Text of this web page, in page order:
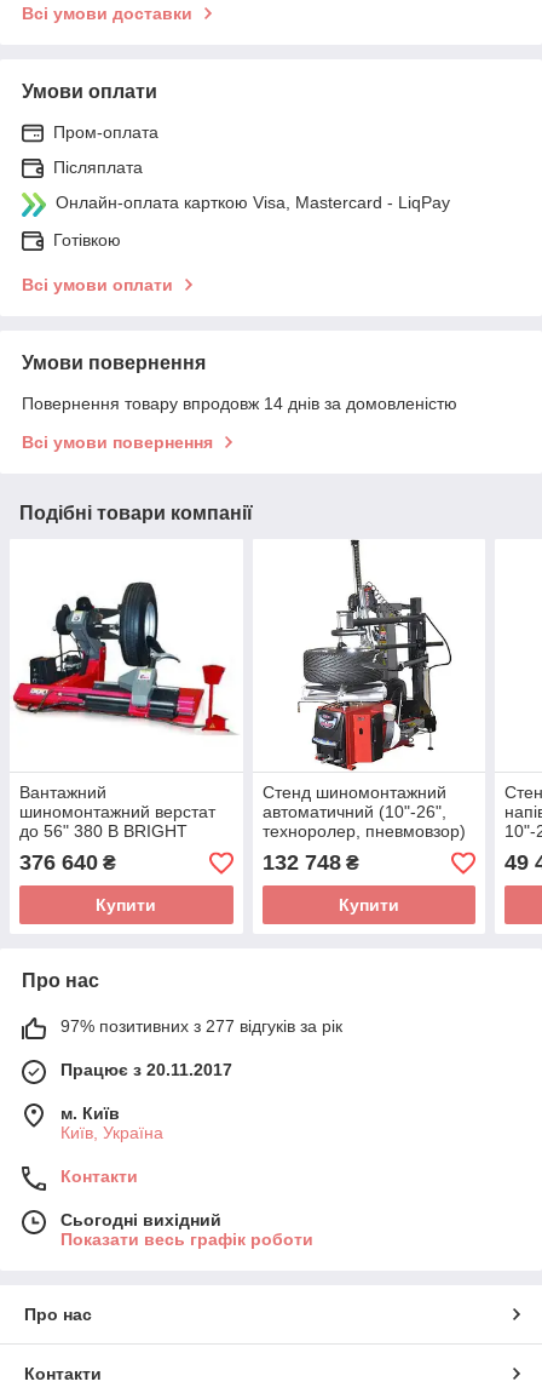
Всі умови доставки
Умови оплати
Пром-оплата
Післяплата
Онлайн-оплата карткою Visa, Mastercard - LiqPay
Готівкою
Всі умови оплати
Умови повернення
Повернення товару впродовж 14 днів за домовленістю
Всі умови повернення
Подібні товари компанії
Вантажний
шиномонтажний верстат
до 56" 380 В BRIGHT
LC590D
376 640 ₴
Купити
Стенд шиномонтажний
автоматичний (10"-26",
техноролер, пневмовзор)
BRIGHT GT887N-AL390
380V
132 748₴
Купити
10"-
49
Про нас
97% позитивних з 277 відгуків за рік
Працює з 20.11.2017
м. Київ
Київ, Україна
Контакти
Сьогодні вихідний
Показати весь графік роботи
Про нас
Контакти